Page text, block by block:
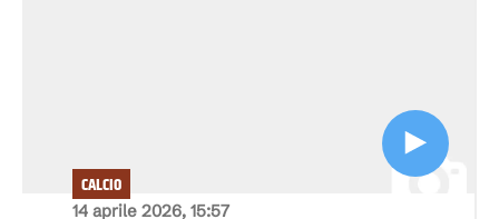
14 aprile 2026, 15:57
CALCIO